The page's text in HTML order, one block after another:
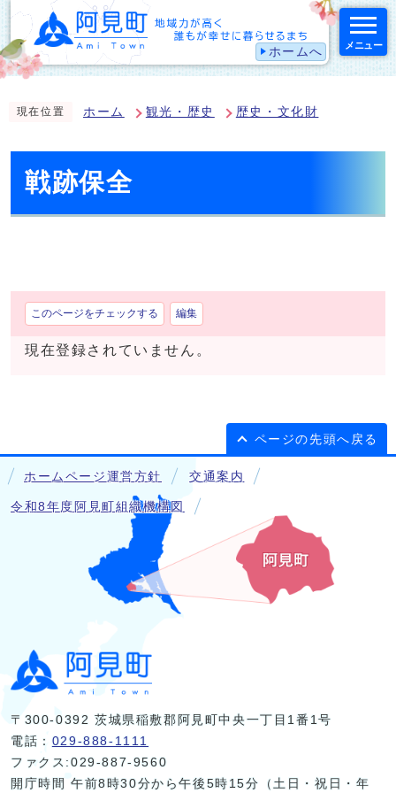
ホームへ メニュー
現在位置 ホーム 観光・歴史 歴史・文化財
戦跡保全
このページをチェックする 編集
現在登録されていません。
ページの先頭へ戻る
ホームページ運営方針 交通案内
令和8年度阿見町組織機構図
〒300-0392 茨城県稲敷郡阿見町中央一丁目1番1号
電話： 029-888-1111
ファクス:029-887-9560
開庁時間 午前8時30分から午後5時15分（土日・祝日・年